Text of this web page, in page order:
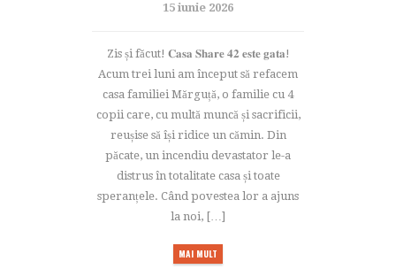
15 iunie 2026
Zis și făcut! 𝐂𝐚𝐬𝐚 𝐒𝐡𝐚𝐫𝐞 𝟒𝟐 𝐞𝐬𝐭𝐞 𝐠𝐚𝐭𝐚!
Acum trei luni am început să refacem
casa familiei Mărguță, o familie cu 4
copii care, cu multă muncă și sacrificii,
reușise să își ridice un cămin. Din
păcate, un incendiu devastator le-a
distrus în totalitate casa și toate
speranțele. Când povestea lor a ajuns
la noi, […]
MAI MULT